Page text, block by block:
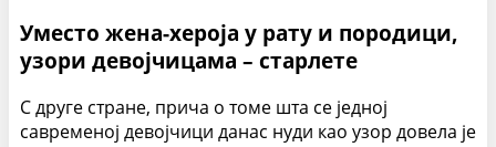
Уместо жена-хероја у рату и породици,
узори девојчицама – старлете
С друге стране, прича о томе шта се једној
савременој девојчици данас нуди као узор довела је